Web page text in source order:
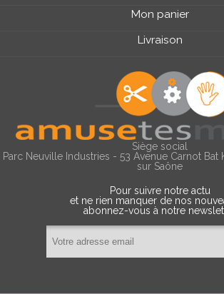
Mon panier
Livraison
Siège social
Parc Neuville Industries - 53 Avenue Carnot Bat
sur Saône
Pour suivre notre actu
et ne rien manquer de nos
abonnez-vous à notre